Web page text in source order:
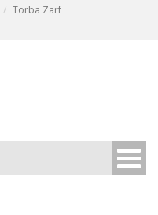
Torba Zarf